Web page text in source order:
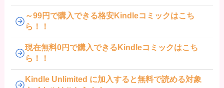
～99円で購入できる格安Kindleコミックはこち
ら！！
現在無料0円で購入できるKindleコミックはこち
ら！！
Kindle Unlimited に加入すると無料で読める対象